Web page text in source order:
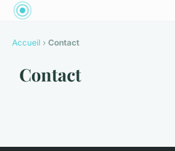
Accueil › Contact
Contact